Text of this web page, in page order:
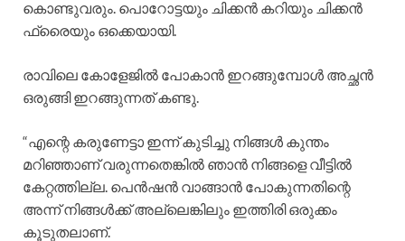
കൊണ്ടുവരും. പൊറോട്ടയും ചിക്കൻ കറിയും ചിക്കൻ
ഫ്രൈയും ഒക്കെയായി.
രാവിലെ കോളേജിൽ പോകാൻ ഇറങ്ങുമ്പോൾ അച്ഛൻ
ഒരുങ്ങി ഇറങ്ങുന്നത് കണ്ടു.
“എന്റെ കരുണേട്ടാ ഇന്ന് കുടിച്ചു നിങ്ങൾ കുന്തം
മറിഞ്ഞാണ് വരുന്നതെങ്കിൽ ഞാൻ നിങ്ങളെ വീട്ടിൽ
കേറ്റത്തില്ല. പെൻഷൻ വാങ്ങാൻ പോകുന്നതിന്റെ
അന്ന് നിങ്ങൾക്ക് അല്ലെങ്കിലും ഇത്തിരി ഒരുക്കം
കൂടുതലാണ്.